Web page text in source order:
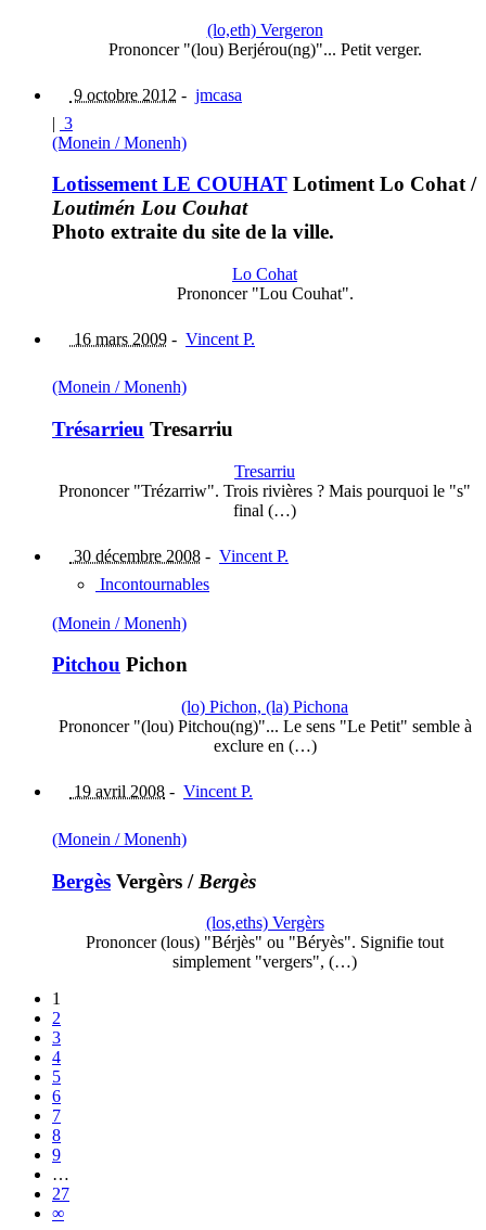
(lo,eth) Vergeron
Prononcer "(lou) Berjérou(ng)"... Petit verger.
9 octobre 2012 - jmcasa
| 3
(Monein / Monenh)
Lotissement LE COUHAT Lotiment Lo Cohat/
Loutimén Lou Couhat
Photo extraite du site de la ville.
Lo Cohat
Prononcer "Lou Couhat".
16 mars 2009 - Vincent P.
(Monein / Monenh)
Trésarrieu Tresarriu
Tresarriu
Prononcer "Trézarriw". Trois rivières ? Mais pourquoi le "s"
final (…)
30 décembre 2008 - Vincent P.
Incontournables
(Monein / Monenh)
Pitchou Pichon
(lo) Pichon, (la) Pichona
Prononcer "(lou) Pitchou(ng)"... Le sens "Le Petit" semble à
exclure en (…)
19 avril 2008 - Vincent P.
(Monein / Monenh)
Bergès Vergèrs / Bergès
(los,eths) Vergèrs
Prononcer (lous) "Bérjès" ou "Béryès". Signifie tout
simplement "vergers", (…)
1
2
3
4
5
6
7
8
9
…
27
∞